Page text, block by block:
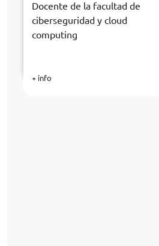
Docente de la facultad de
ciberseguridad y cloud
computing
+ info